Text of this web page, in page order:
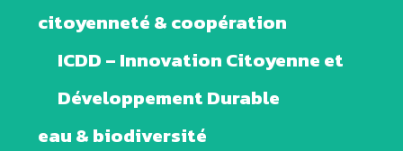
citoyenneté & coopération
ICDD – Innovation Citoyenne et
Développement Durable
eau & biodiversité